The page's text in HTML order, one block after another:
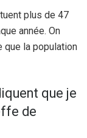
plus de 47
année. On
que la population
que je
de